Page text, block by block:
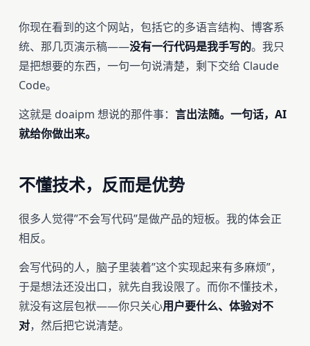
你现在看到的这个网站，包括它的多语言结构、博客系
统、那几页演示稿——没有一行代码是我手写的。我只
是把想要的东西，一句一句说清楚，剩下交给 Claude
Code。
这就是 doaipm 想说的那件事： 言出法随。一句话，AI
就给你做出来。
不懂技术，反而是优势
很多人觉得”不会写代码”是做产品的短板。我的体会正
相反。
会写代码的人，脑子里装着”这个实现起来有多麻烦”，
于是想法还没出口，就先自我设限了。而你不懂技术，
就没有这层包袱——你只关心用户要什么、体验对不
对，然后把它说清楚。